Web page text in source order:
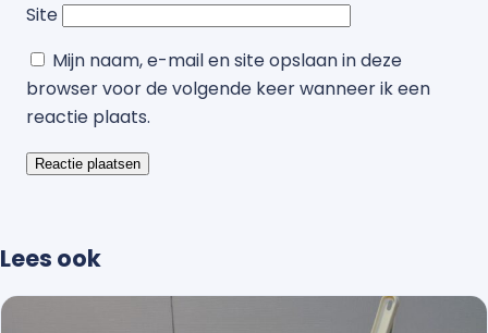
Site
Mijn naam, e-mail en site opslaan in deze
browser voor de volgende keer wanneer ik een
reactie plaats.
Lees ook